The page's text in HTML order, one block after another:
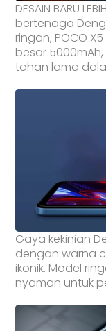
DESAIN BARU
bertenaga
ringan, POCO
besar
tahan lama
Gaya kekinian
dengan warna
ikonik. Model
nyaman untuk